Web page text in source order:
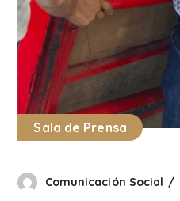
Sala de Prensa
Comunicación Social